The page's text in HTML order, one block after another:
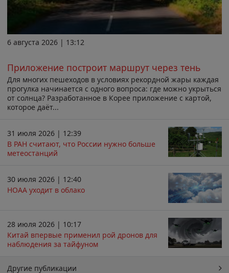
6 августа 2026 | 13:12
Приложение построит маршрут через тень
Для многих пешеходов в условиях рекордной жары каждая
прогулка начинается с одного вопроса: где можно укрыться
от солнца? Разработанное в Корее приложение с картой,
которое даёт...
31 июля 2026 | 12:39
В РАН считают, что России нужно больше
метеостанций
30 июля 2026 | 12:40
НОАА уходит в облако
28 июля 2026 | 10:17
Китай впервые применил рой дронов для
наблюдения за тайфуном
Другие публикации